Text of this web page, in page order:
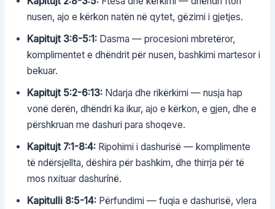
nusen, ajo e kërkon natën në qytet, gëzimi i gjetjes.
Kapitujt 3:6-5:1:Dasma — procesioni mbretëror,
komplimentet e dhëndrit për nusen, bashkimi martesor i
bekuar.
Kapitujt 5:2-6:13:Ndarja dhe rikërkimi — nusja hap
vonë derën, dhëndri ka ikur, ajo e kërkon, e gjen, dhe e
përshkruan me dashuri para shoqeve.
Kapitujt 7:1-8:4:Ripohimi i dashurisë — komplimente
të ndërsjellta, dëshira për bashkim, dhe thirrja për të
mos nxituar dashurínë.
Kapitulli 8:5-14:Përfundimi — fuqia e dashurisë, vlera